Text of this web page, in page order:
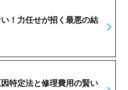
！力任せが招く最悪の結
特定法と修理費用の賢い